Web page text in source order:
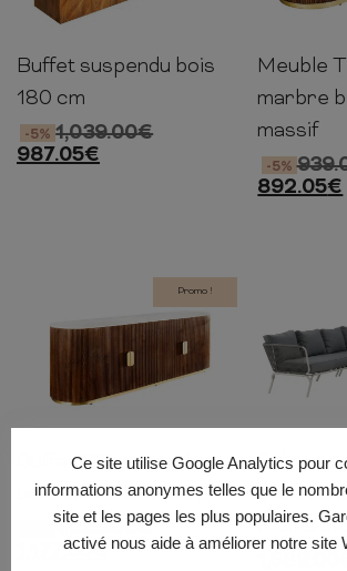
Ce site utilise Google Analytics pour
informations anonymes telles que le
site et les pages les plus populaires.
activé nous aide à améliorer notre site
58cm 177cm 38cm
Buffet suspendu bois
180 cm
1,039.00€
-5%
987.05€
45cm
Meuble
marbre
massif
-5%
892.05€
Promo !
87cm 170cm 45cm
Buffet 170cm gatsby
bois et marbre blanc
1,239.00€
1,177.05€
Salon de
avec
tables